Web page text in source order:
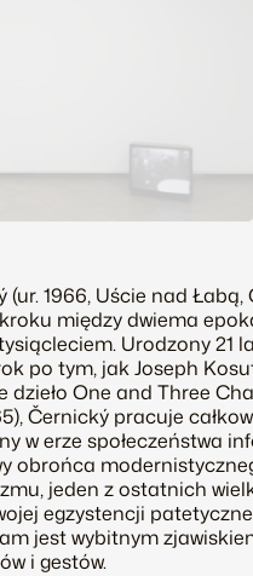
(ur. 1966, Uście nad Łabą,
między dwiema
Urodzony 21
po tym, jak Joseph
dzieło One and Three
Černický pracuje
w erze społeczeństwa
obrońca
jeden z ostatnich
egzystencji
jest wybitnym
i gestów.